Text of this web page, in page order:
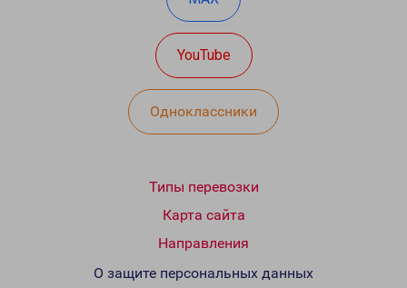
YouTube
Одноклассники
Типы перевозки
Карта сайта
Направления
О защите персональных данных